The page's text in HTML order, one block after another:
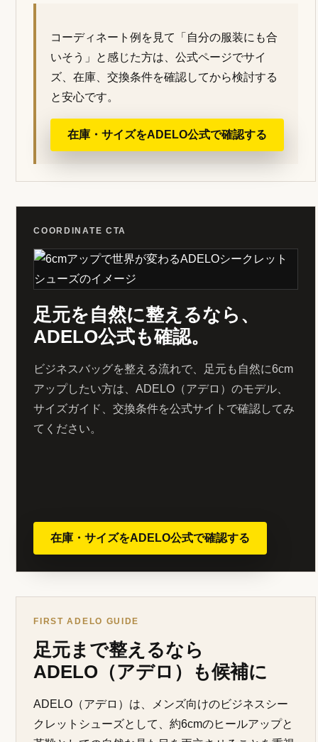
コーディネート例を見て「自分の服装にも合
いそう」と感じた方は、公式ページでサイ
ズ、在庫、交換条件を確認してから検討する
と安心です。
在庫・サイズをADELO公式で確認する
COORDINATE CTA
足元を自然に整えるなら、
ADELO公式も確認。
ビジネスバッグを整える流れで、足元も自然に6cm
アップしたい方は、ADELO（アデロ）のモデル、
サイズガイド、交換条件を公式サイトで確認してみ
てください。
在庫・サイズをADELO公式で確認する
FIRST ADELO GUIDE
足元まで整えるなら
ADELO（アデロ）も候補に
ADELO（アデロ）は、メンズ向けのビジネスシー
クレットシューズとして、約6cmのヒールアップと